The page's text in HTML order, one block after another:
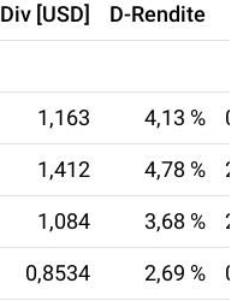
Div [USD] D-Rendite
1,163 4,13 %
1,412 4,78 %
1,084 3,68 %
0,8534 2,69 %